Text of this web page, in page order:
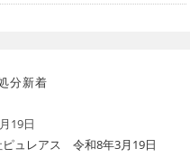
分新着
19日
ピュレアス 令和8年3月19日